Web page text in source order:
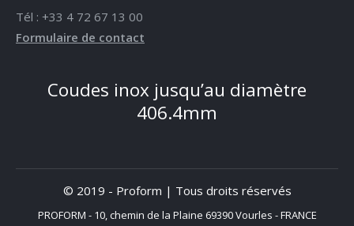
Tél : +33 4 72 67 13 00
Formulaire de contact
Coudes inox jusqu’au diamètre
406.4mm
© 2019 - Proform | Tous droits réservés
PROFORM - 10, chemin de la Plaine 69390 Vourles - FRANCE